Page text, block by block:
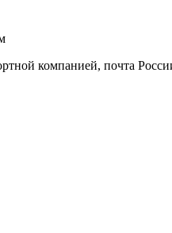
компанией, почта